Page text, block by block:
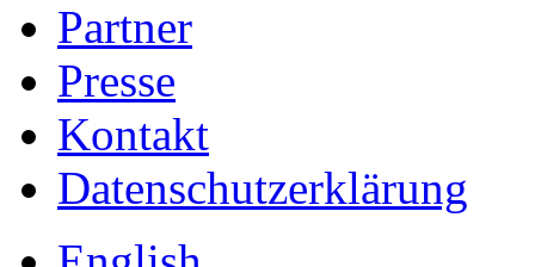
Partner
Presse
Kontakt
Datenschutzerklärung